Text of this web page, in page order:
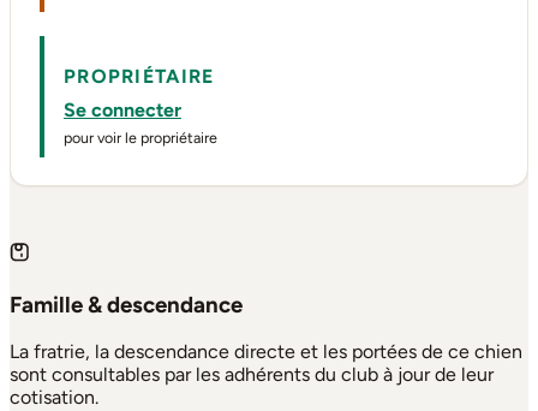
PROPRIÉTAIRE
Se connecter
pour voir le propriétaire
Famille & descendance
La fratrie, la descendance directe et les portées de ce chien
sont consultables par les adhérents du club à jour de leur
cotisation.